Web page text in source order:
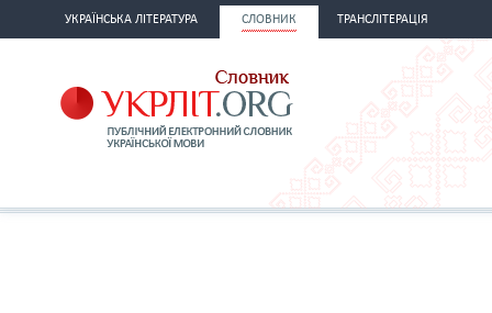
УКРАЇНСЬКА ЛІТЕРАТУРА СЛОВНИК ТРАНСЛІТЕРАЦІЯ